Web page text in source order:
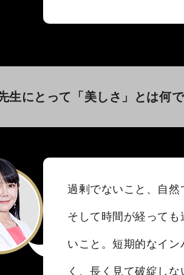
生にとって「美しさ」とは何
過剰でないこと、自然
そして時間が経っても
いこと。短期的なイン
く、長く見て破綻し